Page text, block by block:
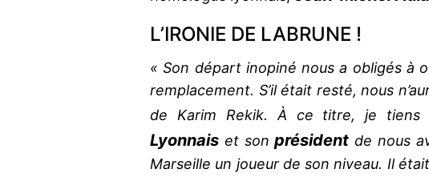
L’IRONIE DE LABRUNE !
« Son départ inopiné nous a obligés à
remplacement. S’il était resté, nous
de Karim Rekik. À ce titre, je tiens
Lyonnais et sonprésident de nous
Marseille un joueur de son niveau. Il